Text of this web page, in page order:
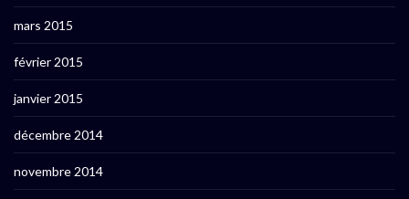
mars 2015
février 2015
janvier 2015
décembre 2014
novembre 2014